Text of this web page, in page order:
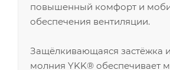
повышенный комфорт и
обеспечения вентиляции.
Защёлкивающаяся застёжка
молния YKK® обеспечивает